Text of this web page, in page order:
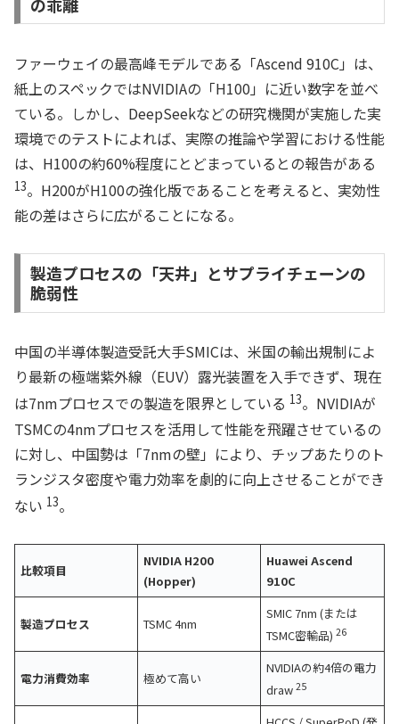
ファーウェイの最高峰モデルである「Ascend 910C」は、
紙上のスペックではNVIDIAの「H100」に近い数字を並べ
ている。しかし、DeepSeekなどの研究機関が実施した実
環境でのテストによれば、実際の推論や学習における性能
は、H100の約60%程度にとどまっているとの報告がある
13。H200がH100の強化版であることを考えると、実効性
能の差はさらに広がることになる。
製造プロセスの「天井」とサプライチェーンの
脆弱性
中国の半導体製造受託大手SMICは、米国の輸出規制によ
り最新の極端紫外線（EUV）露光装置を入手できず、現在
は7nmプロセスでの製造を限界としている 13。NVIDIAが
TSMCの4nmプロセスを活用して性能を飛躍させているの
に対し、中国勢は「7nmの壁」により、チップあたりのト
ランジスタ密度や電力効率を劇的に向上させることができ
ない 13。
比較項目
NVIDIA H200
(Hopper)
Huawei Ascend
910C
製造プロセス TSMC 4nm
SMIC 7nm (または
TSMC密輸品)26
電力消費効率 極めて高い
NVIDIAの約4倍の電力
draw25